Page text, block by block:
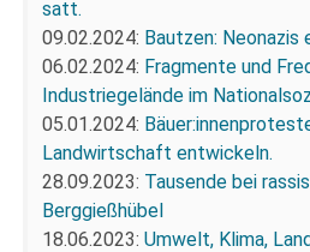
satt.
09.02.2024: Bautzen:
06.02.2024: Fragmente und
Industriegelände im
05.01.2024:
Landwirtschaft entwickeln.
28.09.2023: Tausende bei
Berggießhübel
18.06.2023: Umwelt, Klima,